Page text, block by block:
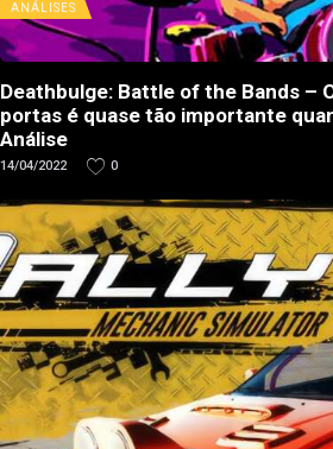
ANÁLISES
Deathbulge: Battle of the Bands –
portas é quase tão importante
Análise
14/04/2022 0